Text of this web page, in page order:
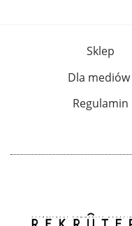
Sklep
Dla mediów
Regulamin